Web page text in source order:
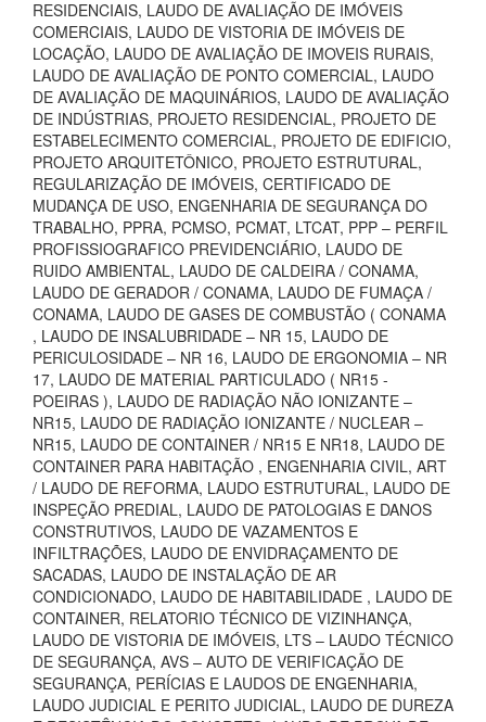
RESIDENCIAIS, LAUDO DE AVALIAÇÃO DE IMÓVEIS
COMERCIAIS, LAUDO DE VISTORIA DE IMÓVEIS DE
LOCAÇÃO, LAUDO DE AVALIAÇÃO DE IMOVEIS RURAIS,
LAUDO DE AVALIAÇÃO DE PONTO COMERCIAL, LAUDO
DE AVALIAÇÃO DE MAQUINÁRIOS, LAUDO DE AVALIAÇÃO
DE INDÚSTRIAS, PROJETO RESIDENCIAL, PROJETO DE
ESTABELECIMENTO COMERCIAL, PROJETO DE EDIFICIO,
PROJETO ARQUITETÔNICO, PROJETO ESTRUTURAL,
REGULARIZAÇÃO DE IMÓVEIS, CERTIFICADO DE
MUDANÇA DE USO, ENGENHARIA DE SEGURANÇA DO
TRABALHO, PPRA, PCMSO, PCMAT, LTCAT, PPP – PERFIL
PROFISSIOGRAFICO PREVIDENCIÁRIO, LAUDO DE
RUIDO AMBIENTAL, LAUDO DE CALDEIRA / CONAMA,
LAUDO DE GERADOR / CONAMA, LAUDO DE FUMAÇA /
CONAMA, LAUDO DE GASES DE COMBUSTÃO ( CONAMA
, LAUDO DE INSALUBRIDADE – NR 15, LAUDO DE
PERICULOSIDADE – NR 16, LAUDO DE ERGONOMIA – NR
17, LAUDO DE MATERIAL PARTICULADO ( NR15 -
POEIRAS ), LAUDO DE RADIAÇÃO NÃO IONIZANTE –
NR15, LAUDO DE RADIAÇÃO IONIZANTE / NUCLEAR –
NR15, LAUDO DE CONTAINER / NR15 E NR18, LAUDO DE
CONTAINER PARA HABITAÇÃO , ENGENHARIA CIVIL, ART
/ LAUDO DE REFORMA, LAUDO ESTRUTURAL, LAUDO DE
INSPEÇÃO PREDIAL, LAUDO DE PATOLOGIAS E DANOS
CONSTRUTIVOS, LAUDO DE VAZAMENTOS E
INFILTRAÇÕES, LAUDO DE ENVIDRAÇAMENTO DE
SACADAS, LAUDO DE INSTALAÇÃO DE AR
CONDICIONADO, LAUDO DE HABITABILIDADE , LAUDO DE
CONTAINER, RELATORIO TÉCNICO DE VIZINHANÇA,
LAUDO DE VISTORIA DE IMÓVEIS, LTS – LAUDO TÉCNICO
DE SEGURANÇA, AVS – AUTO DE VERIFICAÇÃO DE
SEGURANÇA, PERÍCIAS E LAUDOS DE ENGENHARIA,
LAUDO JUDICIAL E PERITO JUDICIAL, LAUDO DE DUREZA